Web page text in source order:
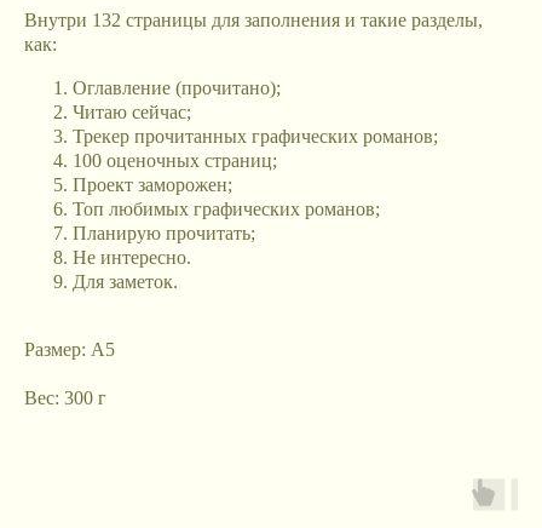
Внутри 132 страницы для заполнения и такие разделы,
как:
Оглавление (прочитано);
Читаю сейчас;
Трекер прочитанных графических романов;
100 оценочных страниц;
Проект заморожен;
Топ любимых графических романов;
Планирую прочитать;
Не интересно.
Для заметок.
Размер: А5
Вес: 300 г